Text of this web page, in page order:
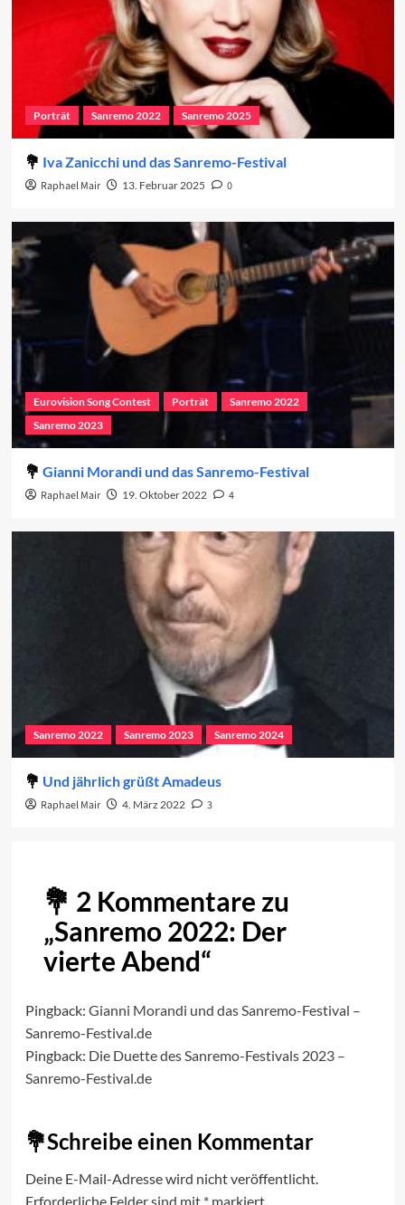
Porträt Sanremo 2022 Sanremo 2025
Iva Zanicchi und das Sanremo-Festival
Raphael Mair 13. Februar 2025 0
Eurovision Song Contest Porträt
Sanremo 2022
Sanremo 2023
Gianni Morandi und das Sanremo-Festival
Raphael Mair 19. Oktober 2022 4
Sanremo 2022 Sanremo 2023 Sanremo 2024
Und jährlich grüßt Amadeus
Raphael Mair 4. März 2022 3
2 Kommentare zu
„Sanremo 2022: Der
vierte Abend“
Pingback: Gianni Morandi und das Sanremo-Festival –
Sanremo-Festival.de
Pingback: Die Duette des Sanremo-Festivals 2023 –
Sanremo-Festival.de
Schreibe einen Kommentar
Deine E-Mail-Adresse wird nicht veröffentlicht.
Erforderliche Felder sind mit *markiert